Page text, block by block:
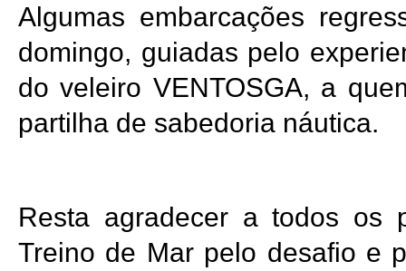
Algumas embarcações
domingo, guiadas pelo
do veleiro VENTOSGA, a
partilha de sabedoria náutica.
Resta agradecer a todos os
Treino de Mar pelo desafio e